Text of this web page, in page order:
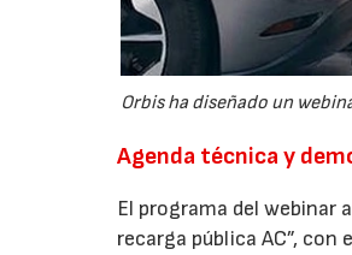
Orbis ha diseñado un
Agenda técnica y
El programa del webinar
recarga pública AC”,